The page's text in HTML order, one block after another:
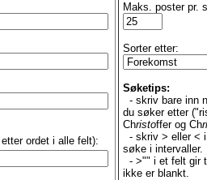
ordet i alle felt):
Maks. poster pr.
Sorter etter:
Søketips:
- skriv bare inn
du søker etter
Christoffer og Ch
- skriv > eller <
søke i intervaller.
- >"" i et felt gir
ikke er blankt.